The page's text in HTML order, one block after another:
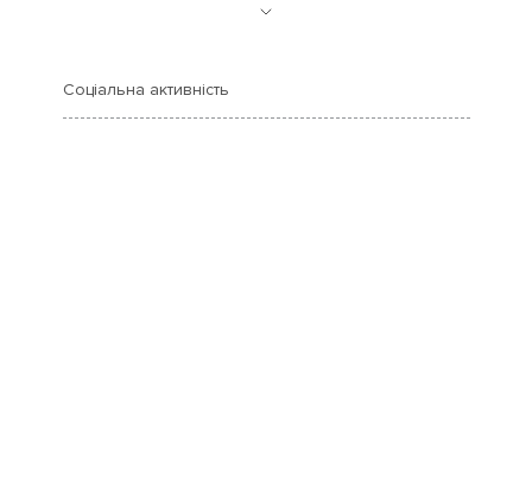
У виставі використовується елементи
театральної студії акторської
Соціальна активність